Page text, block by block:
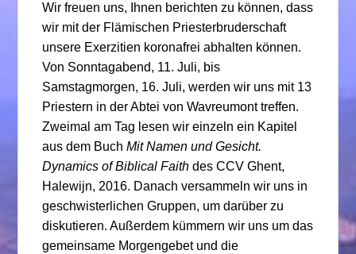
Wir freuen uns, Ihnen berichten zu können, dass
wir mit der Flämischen Priesterbruderschaft
unsere Exerzitien koronafrei abhalten können.
Von Sonntagabend, 11. Juli, bis
Samstagmorgen, 16. Juli, werden wir uns mit 13
Priestern in der Abtei von Wavreumont treffen.
Zweimal am Tag lesen wir einzeln ein Kapitel
aus dem BuchMit Namen und Gesicht.
Dynamics of Biblical Faith des CCV Ghent,
Halewijn, 2016. Danach versammeln wir uns in
geschwisterlichen Gruppen, um darüber zu
diskutieren. Außerdem kümmern wir uns um das
gemeinsame Morgengebet und die